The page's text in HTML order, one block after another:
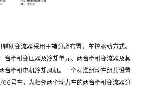
助变流器采用主辅分离布置，车控驱动方式。
台牵引变压器及冷却单元、两台牵引变流器及其
台牵引电机冷却风机。一个标准组动车组共设置
号车，为相邻两个动力车的两台牵引变流器分